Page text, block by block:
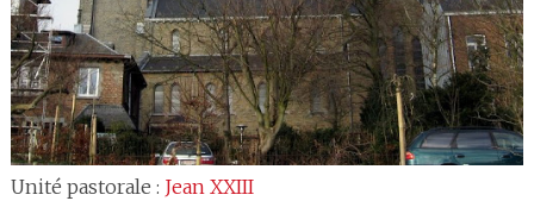
Unité pastorale : Jean XXIII